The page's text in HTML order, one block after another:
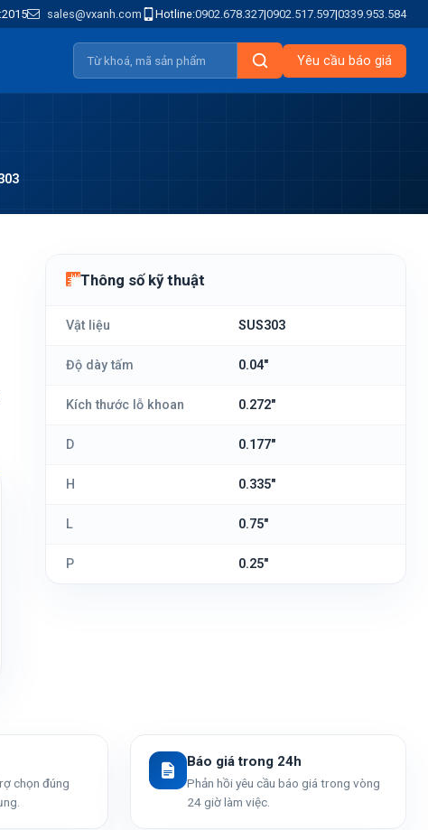
sales@vxanh.com Hotline:0902.678.327|0902.517.597|0339.953.584
Yêu cầu báo giá
Thông số kỹ thuật
Vật liệu SUS303
Độ dày tấm 0.04"
Kích thước lỗ khoan 0.272"
D 0.177"
H 0.335"
L 0.75"
P 0.25"
chọn đúng
Báo giá trong 24h
Phản hồi yêu cầu báo giá trong vòng
24 giờ làm việc.